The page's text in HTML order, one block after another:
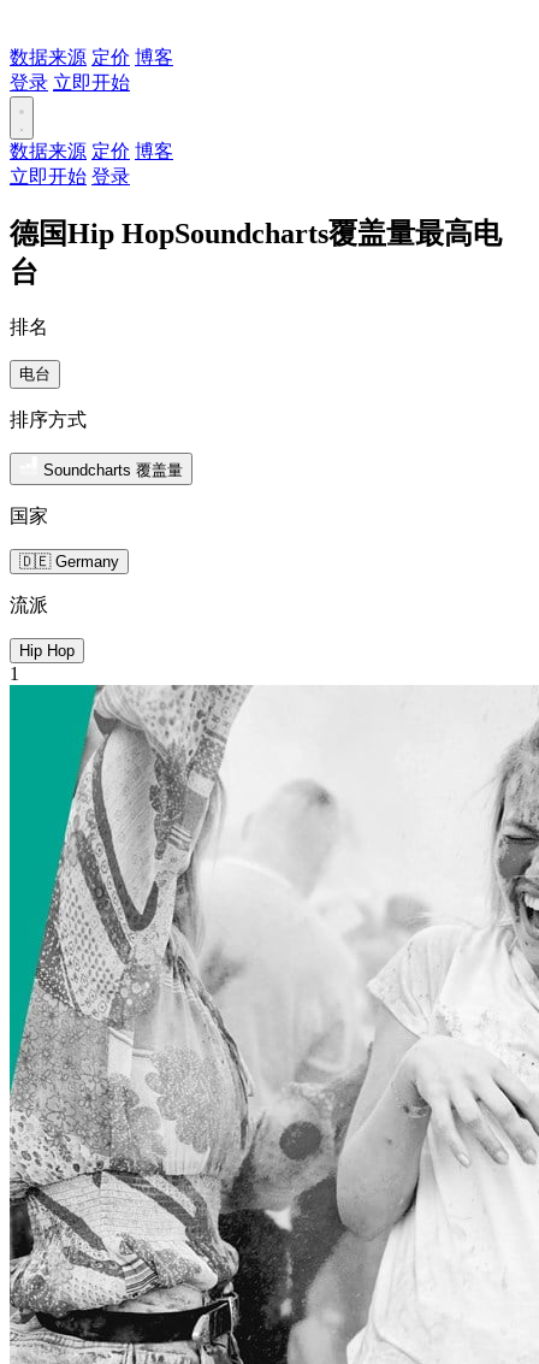
数据来源 定价 博客
登录 立即开始
数据来源 定价 博客
立即开始 登录
德国Hip HopSoundcharts覆盖量最高电
台
排名
电台
排序方式
Soundcharts 覆盖量
国家
🇩🇪 Germany
流派
Hip Hop
1